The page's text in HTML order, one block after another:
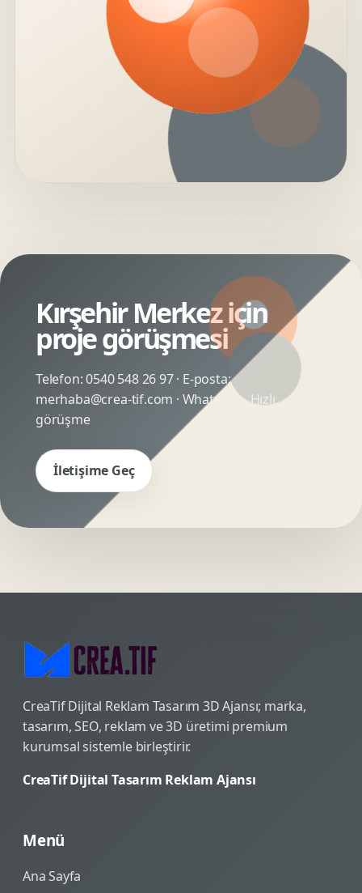
Kırşehir Merkez için
proje görüşmesi
Telefon:0540 548 26 97· E-posta:
merhaba@crea-tif.com · WhatsApp:Hızlı
görüşme
İletişime Geç
CreaTif Dijital Reklam Tasarım 3D Ajansı; marka,
tasarım, SEO, reklam ve 3D üretimi premium
kurumsal sistemle birleştirir.
CreaTif Dijital Tasarım Reklam Ajansı
Menü
Ana Sayfa